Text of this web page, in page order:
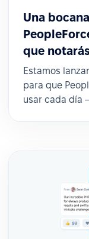
Una
que
Estamos
para que
usar cada día